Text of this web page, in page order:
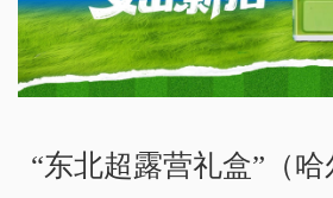
“东北超露营礼盒”（